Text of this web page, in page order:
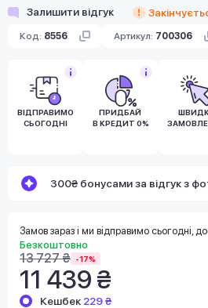
Залишити відгук
Код: 8556 Артикул: 700306
ВІДПРАВИМО
СЬОГОДНІ
ПРИДБАЙ
В КРЕДИТ 0%
300₴ бонусами за відгук з
Замов зараз і ми відправимо сьогодні,
Безкоштовно
13 727 ₴ -17%
11 439 ₴
Кешбек 229 ₴